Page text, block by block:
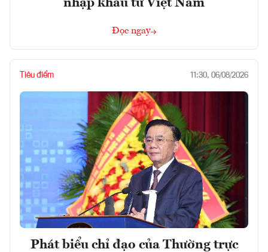
nhập khẩu từ Việt Nam
Đọc ngay
Tiêu điểm 11:30, 06/08/2026
Phát biểu chỉ đạo của Thường trực